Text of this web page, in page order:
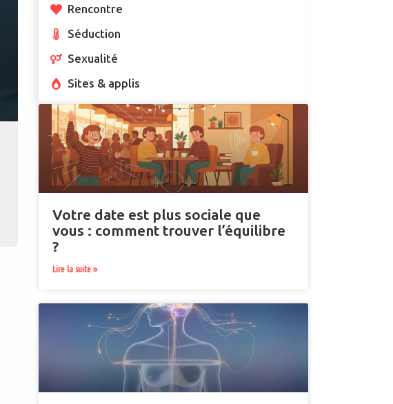
Rencontre
Séduction
Sexualité
Sites & applis
Votre date est plus sociale que
vous : comment trouver l’équilibre
?
Lire la suite »